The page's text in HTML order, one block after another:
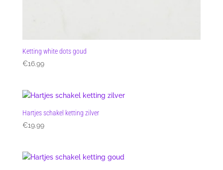
Ketting white dots goud
€16.99
Hartjes schakel ketting zilver
€19.99